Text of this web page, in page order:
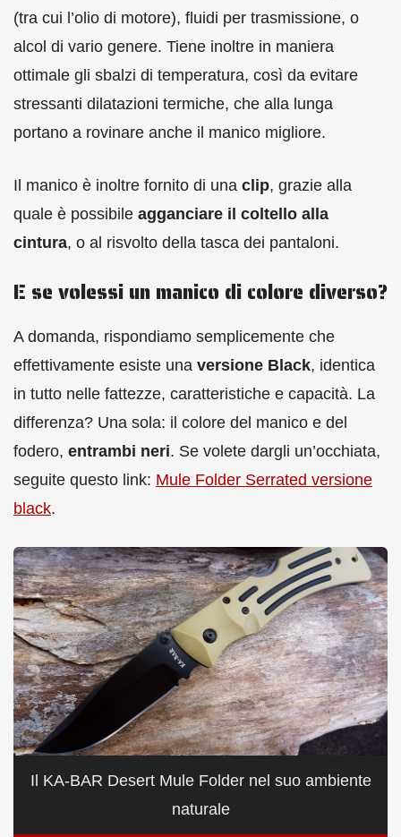
(tra cui l’olio di motore), fluidi per trasmissione, o
alcol di vario genere. Tiene inoltre in maniera
ottimale gli sbalzi di temperatura, così da evitare
stressanti dilatazioni termiche, che alla lunga
portano a rovinare anche il manico migliore.
Il manico è inoltre fornito di una clip, grazie alla
quale è possibile agganciare il coltello alla
cintura, o al risvolto della tasca dei pantaloni.
E se volessi un manico di colore diverso?
A domanda, rispondiamo semplicemente che
effettivamente esiste una versione Black, identica
in tutto nelle fattezze, caratteristiche e capacità. La
differenza? Una sola: il colore del manico e del
fodero, entrambi neri. Se volete dargli un’occhiata,
seguite questo link: Mule Folder Serrated versione
black.
Il KA-BAR Desert Mule Folder nel suo ambiente
naturale